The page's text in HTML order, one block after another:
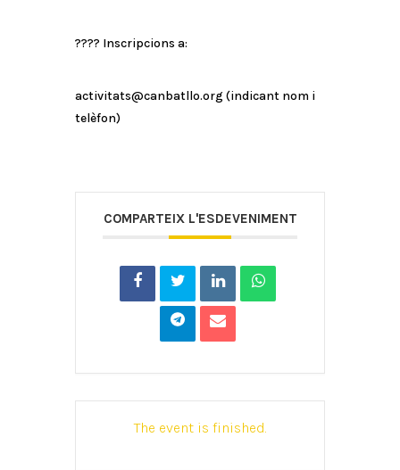
???? Inscripcions a:
activitats@canbatllo.org (indicant nom i
telèfon)
COMPARTEIX L'ESDEVENIMENT
The event is finished.